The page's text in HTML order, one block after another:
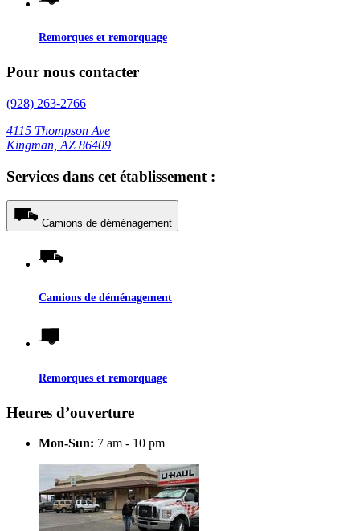
Remorques et remorquage
Pour nous contacter
(928) 263-2766
4115 Thompson Ave
Kingman, AZ 86409
Services dans cet établissement :
Camions de déménagement
Camions de déménagement
Remorques et remorquage
Heures d’ouverture
Mon-Sun: 7 am - 10 pm